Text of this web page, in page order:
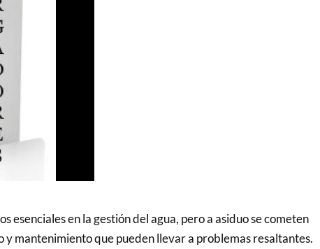
esenciales en la gestión del agua, pero a asiduo se cometen
y mantenimiento que pueden llevar a problemas resaltantes.